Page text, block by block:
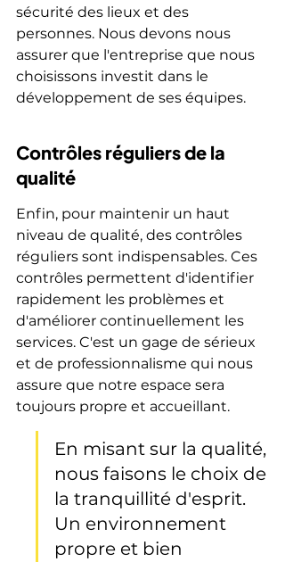
sécurité des lieux et des
personnes. Nous devons nous
assurer que l'entreprise que nous
choisissons investit dans le
développement de ses équipes.
Contrôles réguliers de la
qualité
Enfin, pour maintenir un haut
niveau de qualité, des contrôles
réguliers sont indispensables. Ces
contrôles permettent d'identifier
rapidement les problèmes et
d'améliorer continuellement les
services. C'est un gage de sérieux
et de professionnalisme qui nous
assure que notre espace sera
toujours propre et accueillant.
En misant sur la qualité,
nous faisons le choix de
la tranquillité d'esprit.
Un environnement
propre et bien